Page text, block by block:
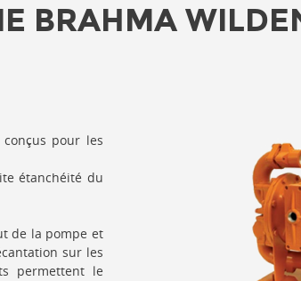
BRAHMA
pour les
étanchéité du
de la pompe et
sur les
permettent le